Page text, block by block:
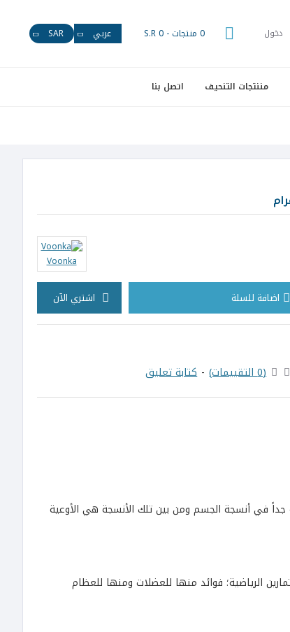
دخول 0 منتجات - S.R 0 عربي SAR
مننتجات التنحيف اتصل بنا
(0 التقييمات) - كتابة تعليق
Voonka
اضافة للسلة اشتري الآن
جداً في أنسجة الجسم ومن بين تلك الأنسجة هي الأوعية
الرياضية؛ فوائد منها للعضلات ومنها للعظام